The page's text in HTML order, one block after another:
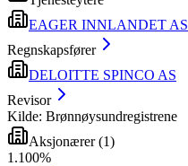
EAGER INNLANDET AS
Regnskapsfører
DELOITTE SPINCO AS
Revisor
Kilde: Brønnøysundregistrene
Aksjonærer(1)
1 .100%